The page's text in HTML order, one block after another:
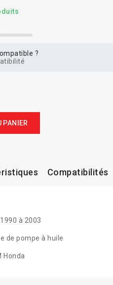
?
PANIER
Compatibilités
à 2003
de pompe à huile
Honda